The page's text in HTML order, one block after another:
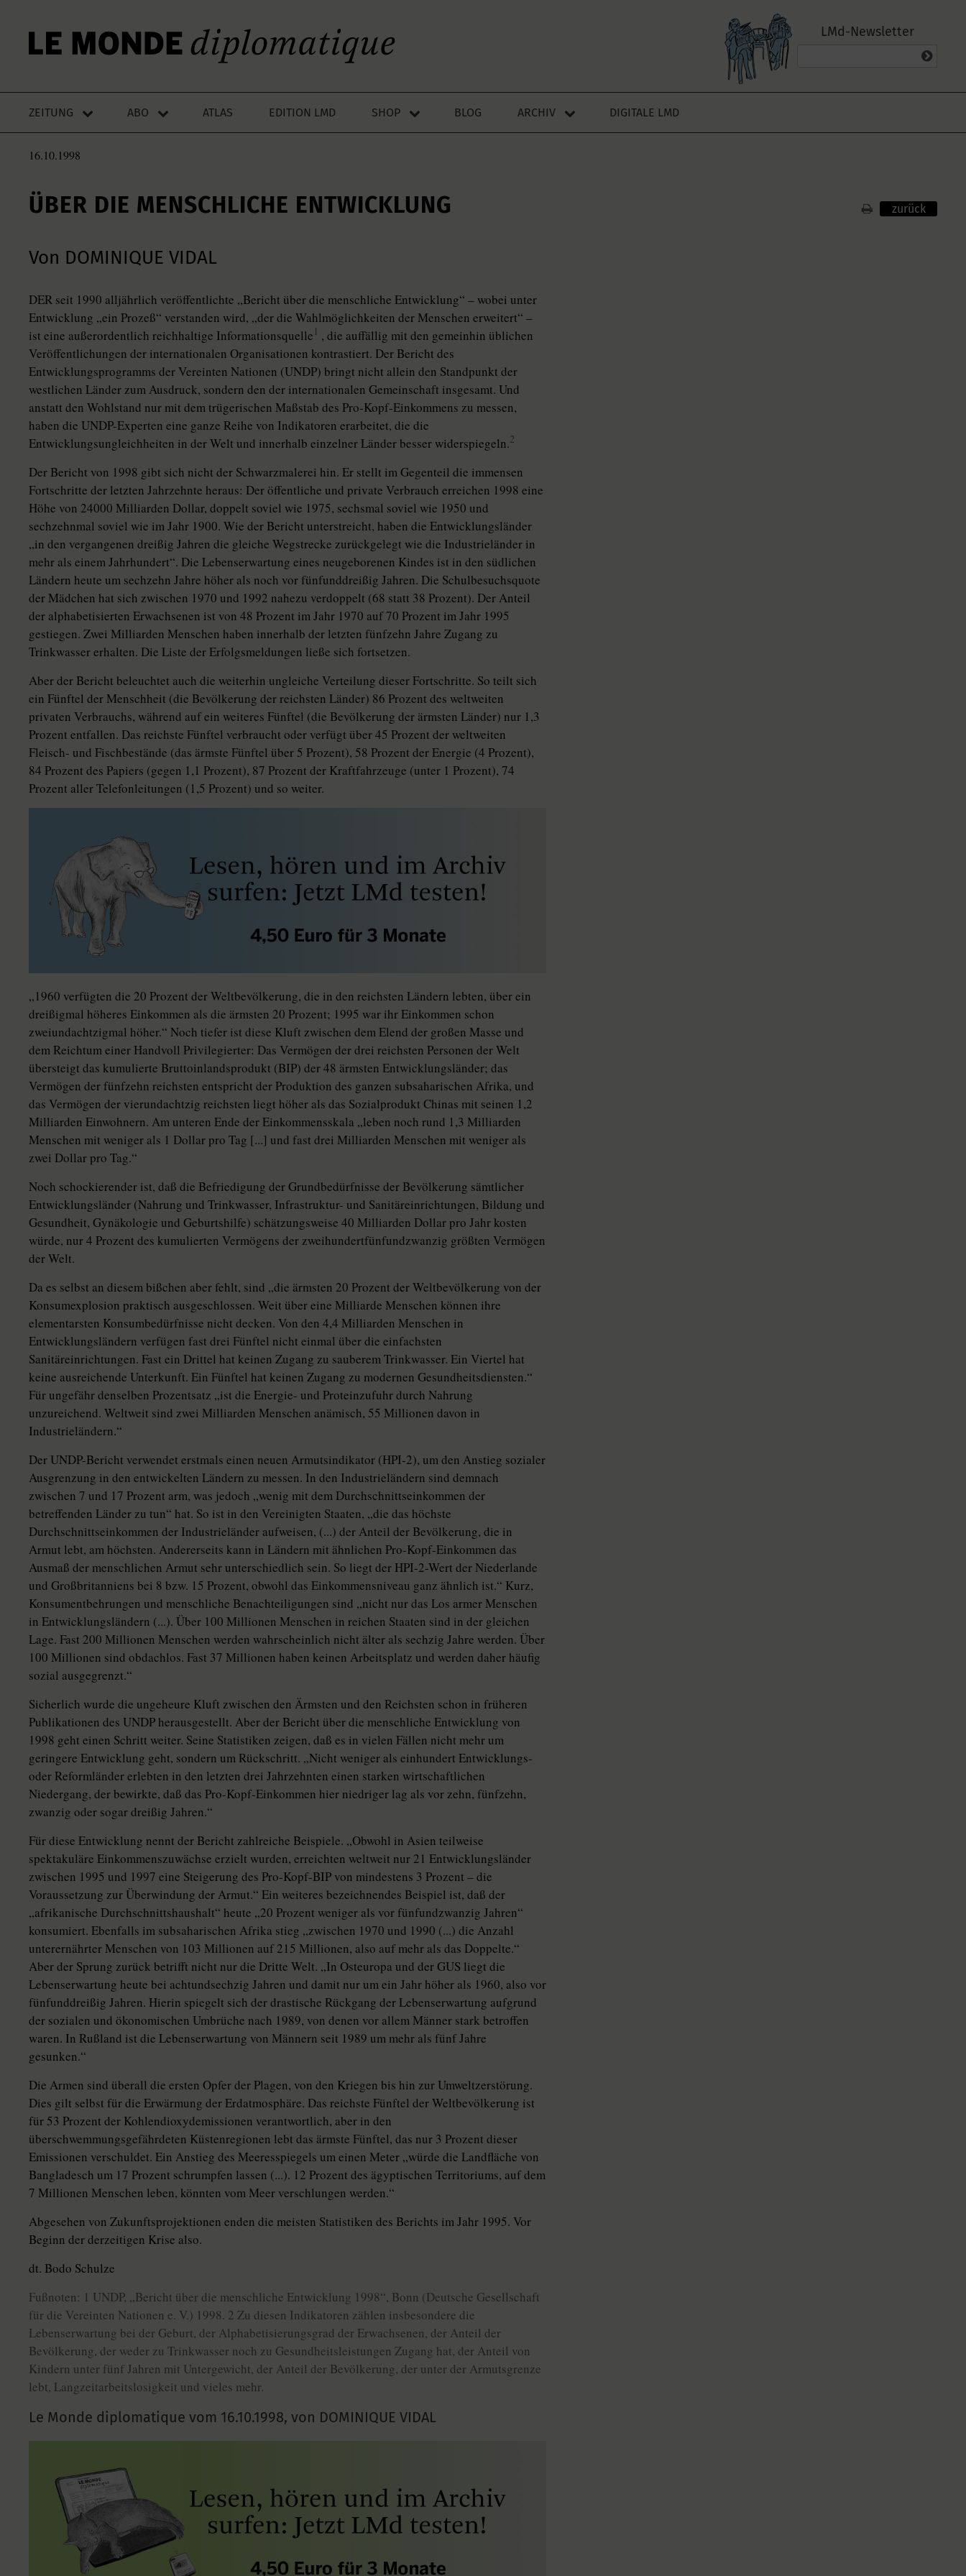
LMd-Newsletter
ZEITUNG ABO ATLAS EDITION LMD SHOP BLOG ARCHIV DIGITALE LMD
16.10.1998
ÜBER DIE MENSCHLICHE ENTWICKLUNG zurück
Von DOMINIQUE VIDAL
DER seit 1990 alljährlich veröffentlichte „Bericht über die menschliche Entwicklung“ – wobei unter
Entwicklung „ein Prozeß“ verstanden wird, „der die Wahlmöglichkeiten der Menschen erweitert“ –
ist eine außerordentlich reichhaltige Informationsquelle 1 , die auffällig mit den gemeinhin üblichen
Veröffentlichungen der internationalen Organisationen kontrastiert. Der Bericht des
Entwicklungsprogramms der Vereinten Nationen (UNDP) bringt nicht allein den Standpunkt der
westlichen Länder zum Ausdruck, sondern den der internationalen Gemeinschaft insgesamt. Und
anstatt den Wohlstand nur mit dem trügerischen Maßstab des Pro-Kopf-Einkommens zu messen,
haben die UNDP-Experten eine ganze Reihe von Indikatoren erarbeitet, die die
Entwicklungsungleichheiten in der Welt und innerhalb einzelner Länder besser widerspiegeln.2
Der Bericht von 1998 gibt sich nicht der Schwarzmalerei hin. Er stellt im Gegenteil die immensen
Fortschritte der letzten Jahrzehnte heraus: Der öffentliche und private Verbrauch erreichen 1998 eine
Höhe von 24000 Milliarden Dollar, doppelt soviel wie 1975, sechsmal soviel wie 1950 und
sechzehnmal soviel wie im Jahr 1900. Wie der Bericht unterstreicht, haben die Entwicklungsländer
„in den vergangenen dreißig Jahren die gleiche Wegstrecke zurückgelegt wie die Industrieländer in
mehr als einem Jahrhundert“. Die Lebenserwartung eines neugeborenen Kindes ist in den südlichen
Ländern heute um sechzehn Jahre höher als noch vor fünfunddreißig Jahren. Die Schulbesuchsquote
der Mädchen hat sich zwischen 1970 und 1992 nahezu verdoppelt (68 statt 38 Prozent). Der Anteil
der alphabetisierten Erwachsenen ist von 48 Prozent im Jahr 1970 auf 70 Prozent im Jahr 1995
gestiegen. Zwei Milliarden Menschen haben innerhalb der letzten fünfzehn Jahre Zugang zu
Trinkwasser erhalten. Die Liste der Erfolgsmeldungen ließe sich fortsetzen.
Aber der Bericht beleuchtet auch die weiterhin ungleiche Verteilung dieser Fortschritte. So teilt sich
ein Fünftel der Menschheit (die Bevölkerung der reichsten Länder) 86 Prozent des weltweiten
privaten Verbrauchs, während auf ein weiteres Fünftel (die Bevölkerung der ärmsten Länder) nur 1,3
Prozent entfallen. Das reichste Fünftel verbraucht oder verfügt über 45 Prozent der weltweiten
Fleisch- und Fischbestände (das ärmste Fünftel über 5 Prozent), 58 Prozent der Energie (4 Prozent),
84 Prozent des Papiers (gegen 1,1 Prozent), 87 Prozent der Kraftfahrzeuge (unter 1 Prozent), 74
Prozent aller Telefonleitungen (1,5 Prozent) und so weiter.
„1960 verfügten die 20 Prozent der Weltbevölkerung, die in den reichsten Ländern lebten, über ein
dreißigmal höheres Einkommen als die ärmsten 20 Prozent; 1995 war ihr Einkommen schon
zweiundachtzigmal höher.“ Noch tiefer ist diese Kluft zwischen dem Elend der großen Masse und
dem Reichtum einer Handvoll Privilegierter: Das Vermögen der drei reichsten Personen der Welt
übersteigt das kumulierte Bruttoinlandsprodukt (BIP) der 48 ärmsten Entwicklungsländer; das
Vermögen der fünfzehn reichsten entspricht der Produktion des ganzen subsaharischen Afrika, und
das Vermögen der vierundachtzig reichsten liegt höher als das Sozialprodukt Chinas mit seinen 1,2
Milliarden Einwohnern. Am unteren Ende der Einkommensskala „leben noch rund 1,3 Milliarden
Menschen mit weniger als 1 Dollar pro Tag [...] und fast drei Milliarden Menschen mit weniger als
zwei Dollar pro Tag.“
Noch schockierender ist, daß die Befriedigung der Grundbedürfnisse der Bevölkerung sämtlicher
Entwicklungsländer (Nahrung und Trinkwasser, Infrastruktur- und Sanitäreinrichtungen, Bildung und
Gesundheit, Gynäkologie und Geburtshilfe) schätzungsweise 40 Milliarden Dollar pro Jahr kosten
würde, nur 4 Prozent des kumulierten Vermögens der zweihundertfünfundzwanzig größten Vermögen
der Welt.
Da es selbst an diesem bißchen aber fehlt, sind „die ärmsten 20 Prozent der Weltbevölkerung von der
Konsumexplosion praktisch ausgeschlossen. Weit über eine Milliarde Menschen können ihre
elementarsten Konsumbedürfnisse nicht decken. Von den 4,4 Milliarden Menschen in
Entwicklungsländern verfügen fast drei Fünftel nicht einmal über die einfachsten
Sanitäreinrichtungen. Fast ein Drittel hat keinen Zugang zu sauberem Trinkwasser. Ein Viertel hat
keine ausreichende Unterkunft. Ein Fünftel hat keinen Zugang zu modernen Gesundheitsdiensten.“
Für ungefähr denselben Prozentsatz „ist die Energie- und Proteinzufuhr durch Nahrung
unzureichend. Weltweit sind zwei Milliarden Menschen anämisch, 55 Millionen davon in
Industrieländern.“
Der UNDP-Bericht verwendet erstmals einen neuen Armutsindikator (HPI-2), um den Anstieg sozialer
Ausgrenzung in den entwickelten Ländern zu messen. In den Industrieländern sind demnach
zwischen 7 und 17 Prozent arm, was jedoch „wenig mit dem Durchschnittseinkommen der
betreffenden Länder zu tun“ hat. So ist in den Vereinigten Staaten, „die das höchste
Durchschnittseinkommen der Industrieländer aufweisen, (...) der Anteil der Bevölkerung, die in
Armut lebt, am höchsten. Andererseits kann in Ländern mit ähnlichen Pro-Kopf-Einkommen das
Ausmaß der menschlichen Armut sehr unterschiedlich sein. So liegt der HPI-2-Wert der Niederlande
und Großbritanniens bei 8 bzw. 15 Prozent, obwohl das Einkommensniveau ganz ähnlich ist.“ Kurz,
Konsumentbehrungen und menschliche Benachteiligungen sind „nicht nur das Los armer Menschen
in Entwicklungsländern (...). Über 100 Millionen Menschen in reichen Staaten sind in der gleichen
Lage. Fast 200 Millionen Menschen werden wahrscheinlich nicht älter als sechzig Jahre werden. Über
100 Millionen sind obdachlos. Fast 37 Millionen haben keinen Arbeitsplatz und werden daher häufig
sozial ausgegrenzt.“
Sicherlich wurde die ungeheure Kluft zwischen den Ärmsten und den Reichsten schon in früheren
Publikationen des UNDP herausgestellt. Aber der Bericht über die menschliche Entwicklung von
1998 geht einen Schritt weiter. Seine Statistiken zeigen, daß es in vielen Fällen nicht mehr um
geringere Entwicklung geht, sondern um Rückschritt. „Nicht weniger als einhundert Entwicklungs-
oder Reformländer erlebten in den letzten drei Jahrzehnten einen starken wirtschaftlichen
Niedergang, der bewirkte, daß das Pro-Kopf-Einkommen hier niedriger lag als vor zehn, fünfzehn,
zwanzig oder sogar dreißig Jahren.“
Für diese Entwicklung nennt der Bericht zahlreiche Beispiele. „Obwohl in Asien teilweise
spektakuläre Einkommenszuwächse erzielt wurden, erreichten weltweit nur 21 Entwicklungsländer
zwischen 1995 und 1997 eine Steigerung des Pro-Kopf-BIP von mindestens 3 Prozent – die
Voraussetzung zur Überwindung der Armut.“ Ein weiteres bezeichnendes Beispiel ist, daß der
„afrikanische Durchschnittshaushalt“ heute „20 Prozent weniger als vor fünfundzwanzig Jahren“
konsumiert. Ebenfalls im subsaharischen Afrika stieg „zwischen 1970 und 1990 (...) die Anzahl
unterernährter Menschen von 103 Millionen auf 215 Millionen, also auf mehr als das Doppelte.“
Aber der Sprung zurück betrifft nicht nur die Dritte Welt. „In Osteuropa und der GUS liegt die
Lebenserwartung heute bei achtundsechzig Jahren und damit nur um ein Jahr höher als 1960, also vor
fünfunddreißig Jahren. Hierin spiegelt sich der drastische Rückgang der Lebenserwartung aufgrund
der sozialen und ökonomischen Umbrüche nach 1989, von denen vor allem Männer stark betroffen
waren. In Rußland ist die Lebenserwartung von Männern seit 1989 um mehr als fünf Jahre
gesunken.“
Die Armen sind überall die ersten Opfer der Plagen, von den Kriegen bis hin zur Umweltzerstörung.
Dies gilt selbst für die Erwärmung der Erdatmosphäre. Das reichste Fünftel der Weltbevölkerung ist
für 53 Prozent der Kohlendioxydemissionen verantwortlich, aber in den
überschwemmungsgefährdeten Küstenregionen lebt das ärmste Fünftel, das nur 3 Prozent dieser
Emissionen verschuldet. Ein Anstieg des Meeresspiegels um einen Meter „würde die Landfläche von
Bangladesch um 17 Prozent schrumpfen lassen (...). 12 Prozent des ägyptischen Territoriums, auf dem
7 Millionen Menschen leben, könnten vom Meer verschlungen werden.“
Abgesehen von Zukunftsprojektionen enden die meisten Statistiken des Berichts im Jahr 1995. Vor
Beginn der derzeitigen Krise also.
dt. Bodo Schulze
Fußnoten: 1 UNDP, „Bericht über die menschliche Entwicklung 1998“, Bonn (Deutsche Gesellschaft
für die Vereinten Nationen e. V.) 1998. 2 Zu diesen Indikatoren zählen insbesondere die
Lebenserwartung bei der Geburt, der Alphabetisierungsgrad der Erwachsenen, der Anteil der
Bevölkerung, der weder zu Trinkwasser noch zu Gesundheitsleistungen Zugang hat, der Anteil von
Kindern unter fünf Jahren mit Untergewicht, der Anteil der Bevölkerung, der unter der Armutsgrenze
lebt, Langzeitarbeitslosigkeit und vieles mehr.
Le Monde diplomatique vom 16.10.1998, von DOMINIQUE VIDAL